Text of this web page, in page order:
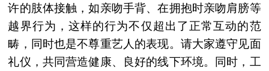
许的肢体接触，如亲吻手背、在拥抱时亲吻肩膀等
越界行为，这样的行为不仅超出了正常互动的范
畴，同时也是不尊重艺人的表现。请大家遵守见面
礼仪，共同营造健康、良好的线下环境。同时，工